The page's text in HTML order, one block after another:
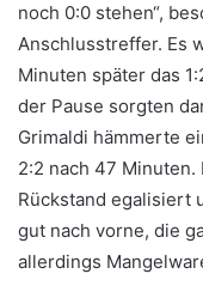
noch 0:0 stehen“,
Anschlusstreffer. Es
Minuten später das
der Pause sorgten
Grimaldi hämmerte
2:2 nach 47
Rückstand egalisiert
gut nach vorne, die
allerdings